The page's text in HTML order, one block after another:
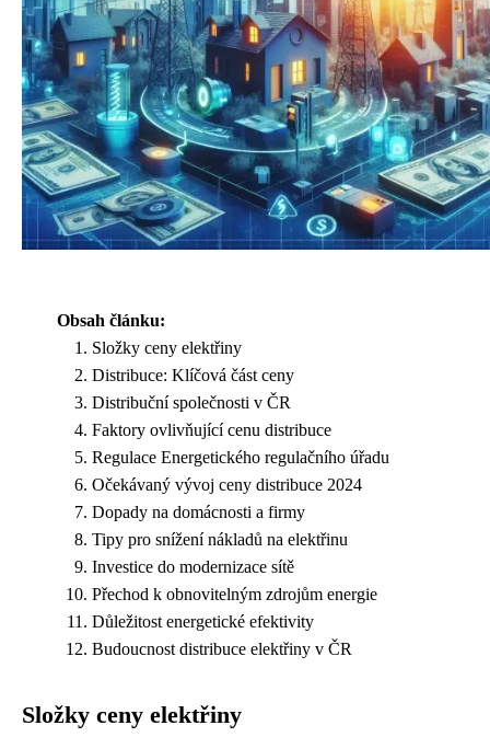
Obsah článku:
Složky ceny elektřiny
Distribuce: Klíčová část ceny
Distribuční společnosti v ČR
Faktory ovlivňující cenu distribuce
Regulace Energetického regulačního úřadu
Očekávaný vývoj ceny distribuce 2024
Dopady na domácnosti a firmy
Tipy pro snížení nákladů na elektřinu
Investice do modernizace sítě
Přechod k obnovitelným zdrojům energie
Důležitost energetické efektivity
Budoucnost distribuce elektřiny v ČR
Složky ceny elektřiny